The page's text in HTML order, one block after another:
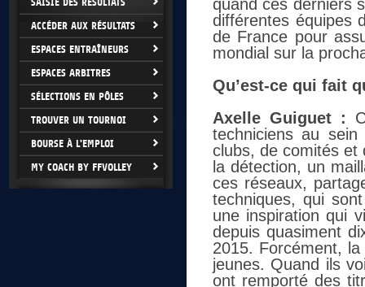
ACCÉDER AUX RÉSULTATS
ESPACES ENTRAÎNEURS
ESPACES ARBITRES
SÉLECTIONS EN PÔLES
TROUVER UN TOURNOI
BOURSE À L'EMPLOI
MY COACH BY FFVOLLEY
quand ces derniers
différentes équipes
de France pour
mondial sur la
Qu’est-ce qui fait
Axelle Guiguet :
techniciens au
clubs, de comités et
la détection, un
ces réseaux,
techniques, qui
une inspiration qui
depuis quasiment
2015. Forcément,
jeunes. Quand ils
ont remporté des